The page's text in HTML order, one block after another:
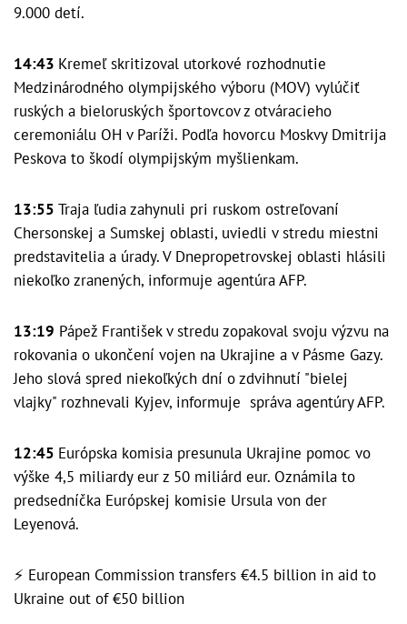
9.000 detí.
14:43 Kremeľ skritizoval utorkové rozhodnutie
Medzinárodného olympijského výboru (MOV) vylúčiť
ruských a bieloruských športovcov z otváracieho
ceremoniálu OH v Paríži. Podľa hovorcu Moskvy Dmitrija
Peskova to škodí olympijským myšlienkam.
13:55 Traja ľudia zahynuli pri ruskom ostreľovaní
Chersonskej a Sumskej oblasti, uviedli v stredu miestni
predstavitelia a úrady. V Dnepropetrovskej oblasti hlásili
niekoľko zranených, informuje agentúra AFP.
13:19 Pápež František v stredu zopakoval svoju výzvu na
rokovania o ukončení vojen na Ukrajine a v Pásme Gazy.
Jeho slová spred niekoľkých dní o zdvihnutí "bielej
vlajky" rozhnevali Kyjev, informuje správa agentúry AFP.
12:45 Európska komisia presunula Ukrajine pomoc vo
výške 4,5 miliardy eur z 50 miliárd eur. Oznámila to
predsedníčka Európskej komisie Ursula von der
Leyenová.
⚡️ European Commission transfers €4.5 billion in aid to
Ukraine out of €50 billion